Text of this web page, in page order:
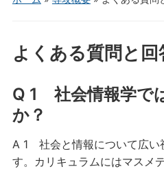
よくある質問と回
Q 1 社会情報学で
か？
A 1 社会と情報について広い
す。カリキュラムにはマスメ